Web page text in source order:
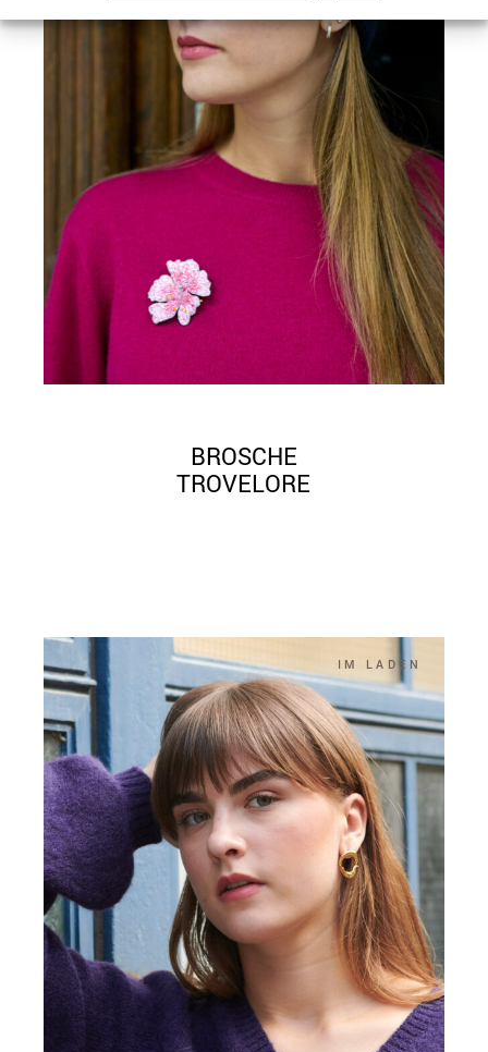
BROSCHE
TROVELORE